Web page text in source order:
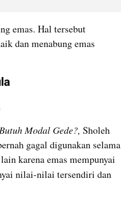
emas. Hal tersebut
dan menabung emas
Modal Gede?, Sholeh
gagal digunakan selama
karena emas mempunyai
nilai-nilai tersendiri dan